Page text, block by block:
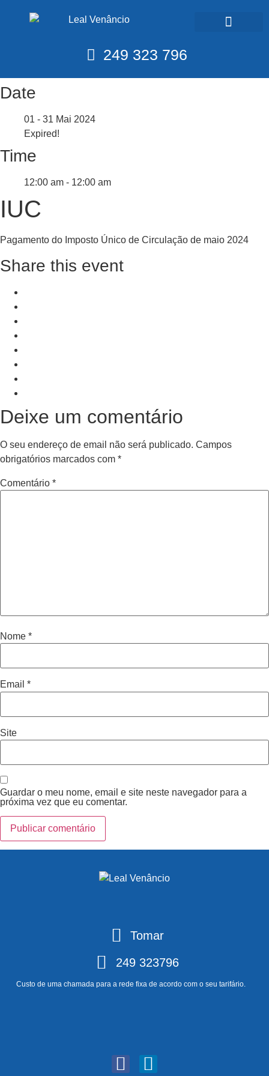
249 323 796
Date
01 - 31 Mai 2024
Expired!
Time
12:00 am - 12:00 am
IUC
Pagamento do Imposto Único de Circulação de maio 2024
Share this event
Deixe um comentário
O seu endereço de email não será publicado. Campos
obrigatórios marcados com *
Comentário *
Nome *
Email *
Site
Guardar o meu nome, email e site neste navegador para a
próxima vez que eu comentar.
Tomar
249 323796
Custo de uma chamada para a rede fixa de acordo com o seu tarifário.